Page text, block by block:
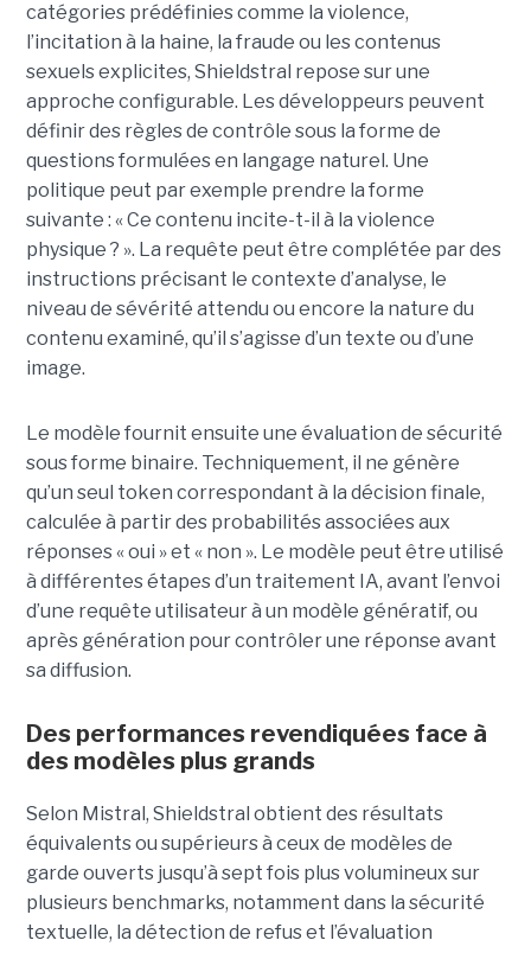
catégories prédéfinies comme la violence,
l’incitation à la haine, la fraude ou les contenus
sexuels explicites, Shieldstral repose sur une
approche configurable. Les développeurs peuvent
définir des règles de contrôle sous la forme de
questions formulées en langage naturel. Une
politique peut par exemple prendre la forme
suivante : « Ce contenu incite-t-il à la violence
physique ? ». La requête peut être complétée par des
instructions précisant le contexte d’analyse, le
niveau de sévérité attendu ou encore la nature du
contenu examiné, qu’il s’agisse d’un texte ou d’une
image.
Le modèle fournit ensuite une évaluation de sécurité
sous forme binaire. Techniquement, il ne génère
qu’un seul token correspondant à la décision finale,
calculée à partir des probabilités associées aux
réponses « oui » et « non ». Le modèle peut être utilisé
à différentes étapes d’un traitement IA, avant l’envoi
d’une requête utilisateur à un modèle génératif, ou
après génération pour contrôler une réponse avant
sa diffusion.
Des performances revendiquées face à
des modèles plus grands
Selon Mistral, Shieldstral obtient des résultats
équivalents ou supérieurs à ceux de modèles de
garde ouverts jusqu’à sept fois plus volumineux sur
plusieurs benchmarks, notamment dans la sécurité
textuelle, la détection de refus et l’évaluation